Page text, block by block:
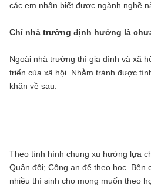
các em nhận biết được ngành nghề
Chỉ nhà trường định hướng là
Ngoài nhà trường thì gia đình và xã
triển của xã hội. Nhằm tránh được
khăn về sau.
Theo tình hình chung xu hướng lựa
Quân đội; Công an để theo học. Bên
nhiều thí sinh cho mong muốn theo